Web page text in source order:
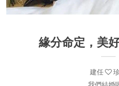
緣分命定，美
建任